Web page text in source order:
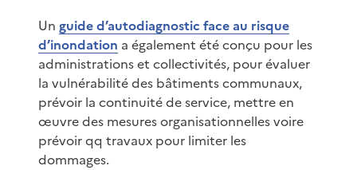
Un guide d’autodiagnostic face au risque
d’inondation a également été conçu pour les
administrations et collectivités, pour évaluer
la vulnérabilité des bâtiments communaux,
prévoir la continuité de service, mettre en
œuvre des mesures organisationnelles voire
prévoir qq travaux pour limiter les
dommages.